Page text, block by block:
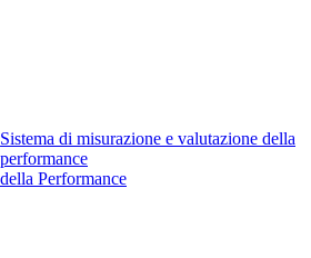
Sistema di misurazione e valutazione della
performance
Performance